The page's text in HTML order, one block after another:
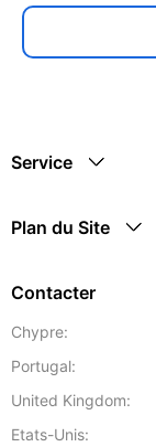
Service
Plan du Site
Contacter
Chypre:
Portugal:
United Kingdom:
Etats-Unis: